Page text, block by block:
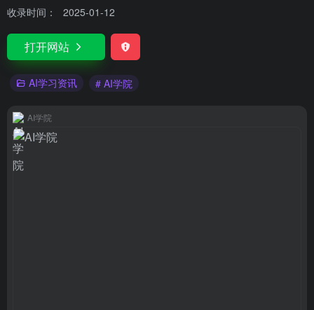
收录时间：
2025-01-12
打开网站
AI学习资讯 # AI学院
AI学院